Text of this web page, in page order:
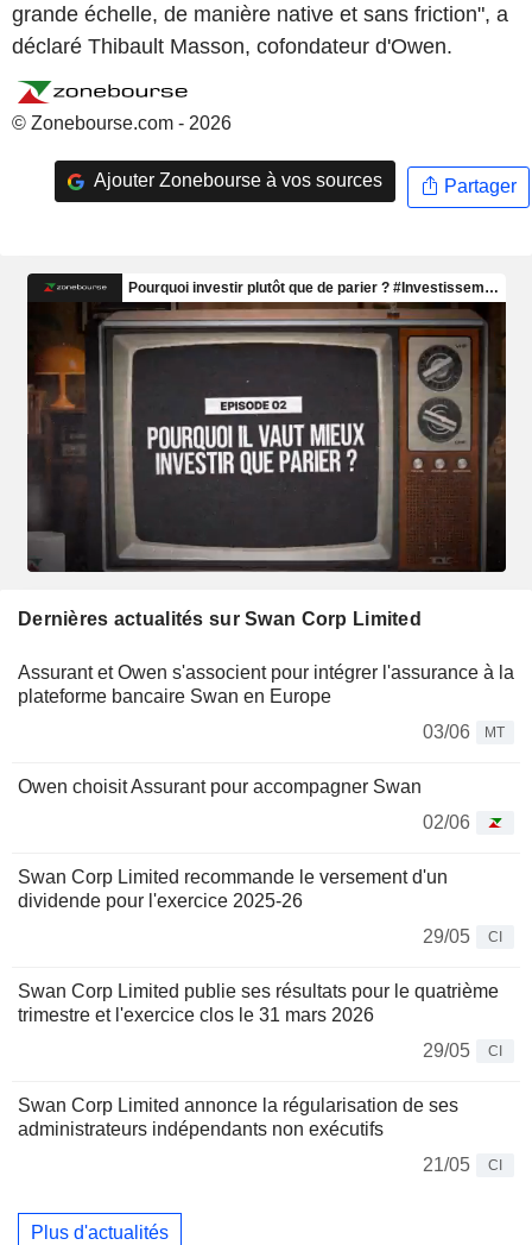
grande échelle, de manière native et sans friction", a
déclaré Thibault Masson, cofondateur d'Owen.
© Zonebourse.com - 2026
Ajouter Zonebourse à vos sources Partager
Dernières actualités sur Swan Corp Limited
Assurant et Owen s'associent pour intégrer l'assurance à la
plateforme bancaire Swan en Europe
03/06
MT
Owen choisit Assurant pour accompagner Swan
02/06
Swan Corp Limited recommande le versement d'un
dividende pour l'exercice 2025-26
29/05
CI
Swan Corp Limited publie ses résultats pour le quatrième
trimestre et l'exercice clos le 31 mars 2026
29/05
CI
Swan Corp Limited annonce la régularisation de ses
administrateurs indépendants non exécutifs
21/05
CI
Plus d'actualités